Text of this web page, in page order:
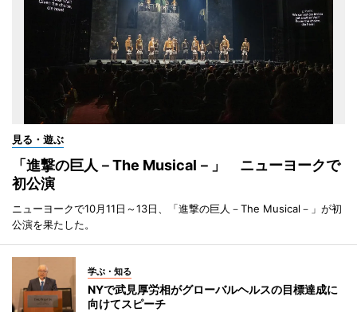
見る・遊ぶ
「進撃の巨人－The Musical－」 ニューヨークで
初公演
ニューヨークで10月11日～13日、「進撃の巨人－The Musical－」が初
公演を果たした。
学ぶ・知る
NYで武見厚労相がグローバルヘルスの目標達成に
向けてスピーチ